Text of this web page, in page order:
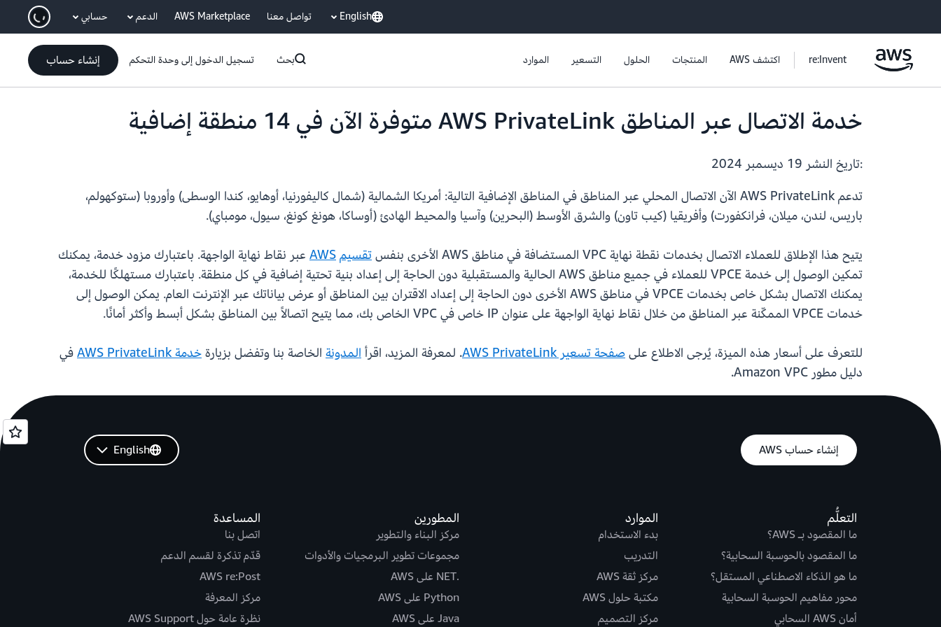
انتقل إلى المحتوى الرئيسي English تواصل معنا AWS Marketplace الدعم حسابي
re:Invent اكتشف AWS المنتجات الحلول التسعير الموارد بحث تسجيل الدخول إلى وحدة التحكم إنشاء حساب
خدمة الاتصال عبر المناطق AWS PrivateLink متوفرة الآن في 14 منطقة إضافية
:تاريخ النشر
تدعم AWS PrivateLink الآن الاتصال المحلي عبر المناطق في المناطق الإضافية التالية: أمريكا الشمالية (شمال كاليفورنيا، أوهايو، كندا الوسطى) وأوروبا (ستوكهولم،
باريس، لندن، ميلان، فرانكفورت) وأفريقيا (كيب تاون) والشرق الأوسط (البحرين) وآسيا والمحيط الهادئ (أوساكا، هونغ كونغ، سيول، مومباي).
يتيح هذا الإطلاق للعملاء الاتصال بخدمات نقطة نهاية VPC المستضافة في مناطق AWS الأخرى بنفس تقسيمAWS عبر نقاط نهاية الواجهة. باعتبارك مزود خدمة، يمكنك
تمكين الوصول إلى خدمة VPCE للعملاء في جميع مناطق AWS الحالية والمستقبلية دون الحاجة إلى إعداد بنية تحتية إضافية في كل منطقة. باعتبارك مستهلكًا للخدمة،
يمكنك الاتصال بشكل خاص بخدمات VPCE في مناطق AWS الأخرى دون الحاجة إلى إعداد الاقتران بين المناطق أو عرض بياناتك عبر الإنترنت العام. يمكن الوصول إلى
خدمات VPCE الممكّنة عبر المناطق من خلال نقاط نهاية الواجهة على عنوان IP خاص في VPC الخاص بك، مما يتيح اتصالاً بين المناطق بشكل أبسط وأكثر أمانًا.
للتعرف على أسعار هذه الميزة، يُرجى الاطلاع علىصفحة تسعير AWS PrivateLink . لمعرفة المزيد، اقرأالمدونة الخاصة بنا وتفضل بزيارةخدمة AWS PrivateLink
في
دليل مطور Amazon VPC.
إنشاء حساب AWS
التعلُّم
ما المقصود بـ AWS؟
ما المقصود بالحوسبة السحابية؟
ما هو الذكاء الاصطناعي المستقل؟
محور مفاهيم الحوسبة السحابية
أمان AWS السحابي
الموارد
بدء الاستخدام
التدريب
مركز ثقة AWS
مكتبة حلول AWS
مركز التصميم
المطورين
مركز البناء والتطوير
مجموعات تطوير البرمجيات والأدوات
.NET على AWS
Python على AWS
Java على AWS
المساعدة
اتصل بنا
قدّم تذكرة لقسم الدعم
AWS re:Post
مركز المعرفة
نظرة عامة حول AWS Support
English